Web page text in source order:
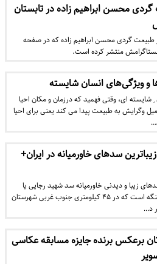
محسن ابراهیم زاده در تابستان
گردی محسن ابراهیم زاده که در صفحه
منتشر کرده است.
و ویژگی‌های انسان شایسته
شایسته ای، وقتی فهمید که درزمان و مکان احیا
وگرایش به طبیعت پیدا می کند یعنی برای احیا
سد‌های خاورمیانه در ایران+
زیبا و دیدنی خاورمیانه سد شهید رجایی یا
سلیمان تنگه است که در ۴۵ کیلومتری جنوب غربی شهرستان
د…
برعکس برنده جایزه مسابقه عکاسی